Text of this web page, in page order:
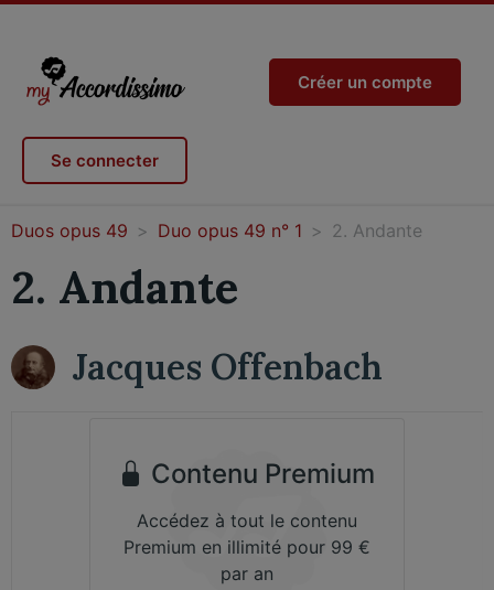
Créer un compte
Se connecter
Duos opus 49 Duo opus 49 n° 1 2. Andante
2. Andante
Jacques Offenbach
Contenu Premium
Accédez à tout le contenu
Premium en illimité pour 99 €
par an